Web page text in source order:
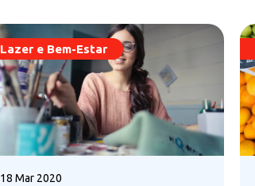
Lazer e Bem-Estar
18 Mar 2020